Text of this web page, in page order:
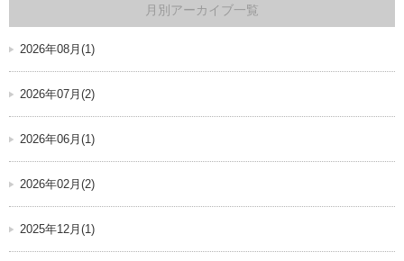
月別アーカイブ一覧
2026年08月(1)
2026年07月(2)
2026年06月(1)
2026年02月(2)
2025年12月(1)